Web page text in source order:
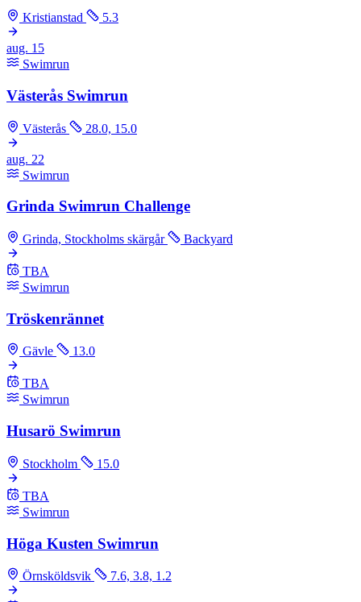
Kristianstad 5.3
aug. 15
Swimrun
Västerås Swimrun
Västerås 28.0, 15.0
aug. 22
Swimrun
Grinda Swimrun Challenge
Grinda, Stockholms skärgår Backyard
TBA
Swimrun
Tröskenrännet
Gävle 13.0
TBA
Swimrun
Husarö Swimrun
Stockholm 15.0
TBA
Swimrun
Höga Kusten Swimrun
Örnsköldsvik 7.6, 3.8, 1.2